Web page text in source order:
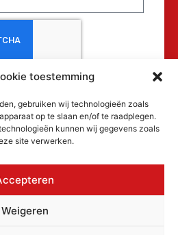
toestemming
gebruiken wij technologieën zoals
op te slaan en/of te raadplegen.
kunnen wij gegevens zoals
site verwerken.
Weigeren
alle rechten